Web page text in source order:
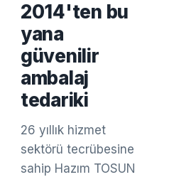
2014'ten bu
yana
güvenilir
ambalaj
tedariki
26 yıllık hizmet
sektörü tecrübesine
sahip Hazım TOSUN